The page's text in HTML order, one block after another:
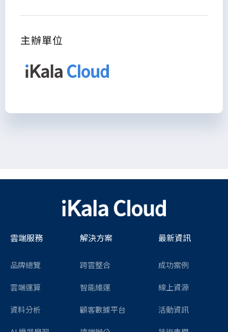
主辦單位
雲端服務
品牌總覽
雲端運算
資料分析
解決方案
跨雲整合
智能維運
顧客數據平台
最新資訊
成功案例
線上資源
活動資訊